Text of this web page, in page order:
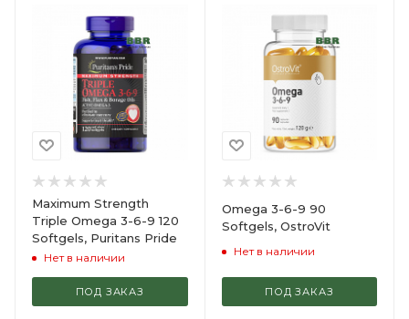
Maximum Strength
Triple Omega 3-6-9 120
Softgels, Puritans Pride
Нет в наличии
ПОД ЗАКАЗ
Omega 3-6-9 90
Softgels, OstroVit
Нет в наличии
ПОД ЗАКАЗ